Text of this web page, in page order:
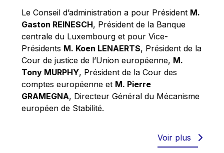
Pat Cox
Patrizia Nanz
Philippe Maystadt
Pierre Gramegna
Richard Pelly
Robert Goebbels
Robert REYNDERS
Le Conseil d’administration a pour Président M.
Gaston REINESCH, Président de la Banque
centrale du Luxembourg et pour Vice-
Présidents M. Koen LENAERTS, Président de la
Cour de justice de l’Union européenne, M.
Tony MURPHY, Président de la Cour des
comptes européenne et M. Pierre
GRAMEGNA, Directeur Général du Mécanisme
européen de Stabilité.
Voir plus